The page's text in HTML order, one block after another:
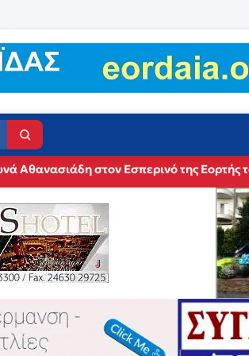
Αθανασιάδη στον Εσπερινό της